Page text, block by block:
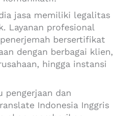
jasa memiliki legalitas
Layanan profesional
bersertifikat
dengan berbagai klien,
hingga instansi
pengerjaan dan
Indonesia Inggris